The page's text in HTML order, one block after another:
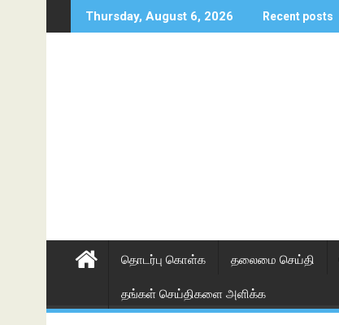
to
Thursday, August 6, 2026 Recent posts
தொடர்பு கொள்க தலைமை செய்தி
தங்கள் செய்திகளை அளிக்க